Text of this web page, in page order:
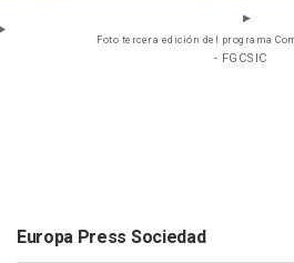
Foto tercera edición del programa
- FGCSIC
Europa Press Sociedad